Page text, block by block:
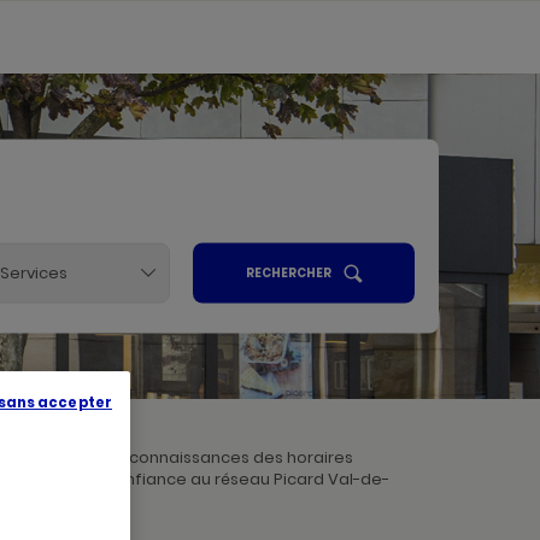
Services RECHERCHERUN
POINT
VENTE
Prenez connaissances des horaires
faites confiance au réseau Picard Val-de-
accepter